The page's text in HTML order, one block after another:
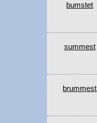
bumstet
summest
brummest